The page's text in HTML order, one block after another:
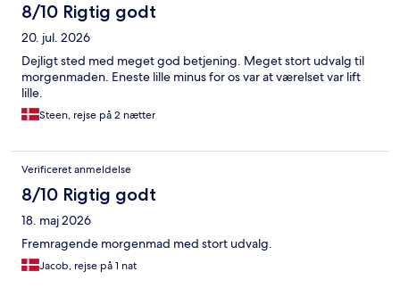
8/10 Rigtig godt
20. jul. 2026
Dejligt sted med meget god betjening. Meget stort udvalg til
morgenmaden. Eneste lille minus for os var at værelset var lift
lille.
Steen, rejse på 2 nætter
Verificeret anmeldelse
8/10 Rigtig godt
18. maj 2026
Fremragende morgenmad med stort udvalg.
Jacob, rejse på 1 nat